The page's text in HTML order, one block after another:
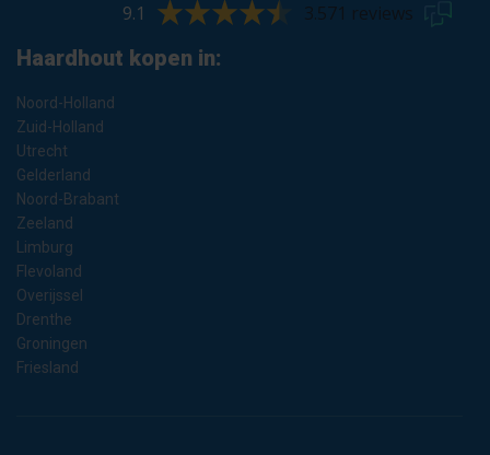
9.1 3.571 reviews
Haardhout kopen in:
Noord-Holland
Zuid-Holland
Utrecht
Gelderland
Noord-Brabant
Zeeland
Limburg
Flevoland
Overijssel
Drenthe
Groningen
Friesland